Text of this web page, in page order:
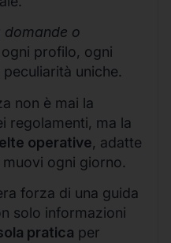
domande o
profilo, ogni
uniche.
non è mai la
regolamenti, ma la
operative, adatte
ogni giorno.
forza di una guida
solo informazioni
pratica per